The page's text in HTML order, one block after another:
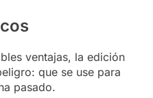
ven­ta­jas, la edi­ción
que se use para
pa­sa­do.